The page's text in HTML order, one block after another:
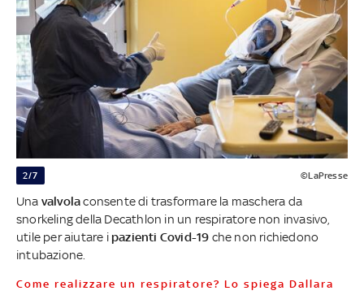
2/7 ©LaPresse
Una valvolaconsente di trasformare la maschera da
snorkeling della Decathlon in un respiratore non invasivo,
utile per aiutare ipazienti Covid-19 che non richiedono
intubazione.
Come realizzare un respiratore? Lo spiega Dallara